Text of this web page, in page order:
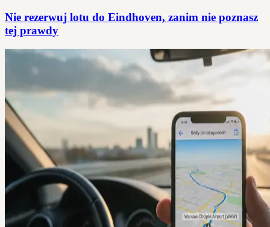
Nie rezerwuj lotu do Eindhoven, zanim nie poznasz
tej prawdy